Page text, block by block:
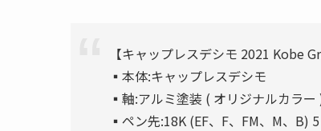
【キャップレスデシモ 2021 Kobe
▪︎本体:キャップレスデシモ
▪︎軸:アルミ塗装 ( オリジナルカラー
▪︎ペン先:18K (EF、F、FM、M、B)